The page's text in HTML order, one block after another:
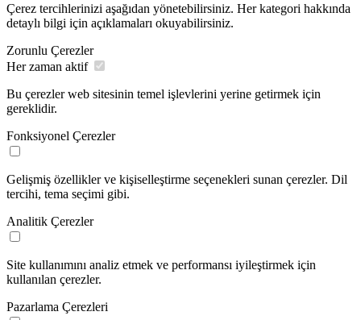
Çerez tercihlerinizi aşağıdan yönetebilirsiniz. Her kategori hakkında
detaylı bilgi için açıklamaları okuyabilirsiniz.
Zorunlu Çerezler
Her zaman aktif
Bu çerezler web sitesinin temel işlevlerini yerine getirmek için
gereklidir.
Fonksiyonel Çerezler
Gelişmiş özellikler ve kişiselleştirme seçenekleri sunan çerezler. Dil
tercihi, tema seçimi gibi.
Analitik Çerezler
Site kullanımını analiz etmek ve performansı iyileştirmek için
kullanılan çerezler.
Pazarlama Çerezleri